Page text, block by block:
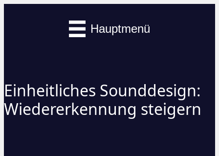
Hauptmenü
Einheitliches Sounddesign:
Wiedererkennung steigern